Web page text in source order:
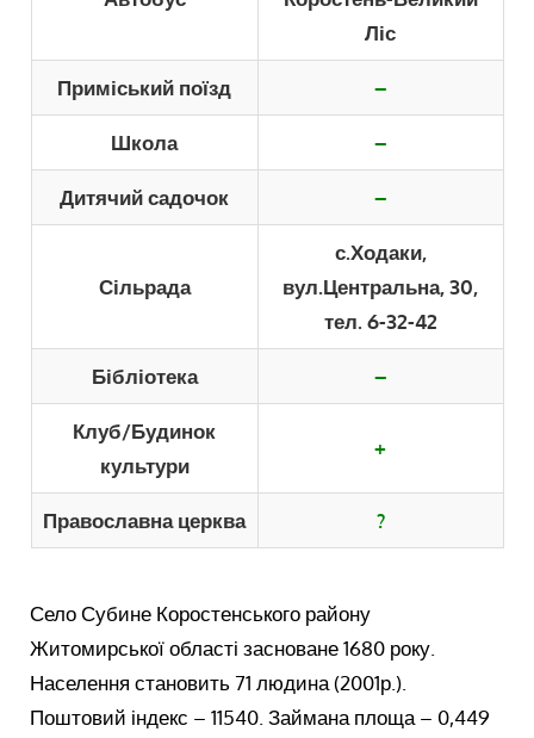
Ліс
Приміський поїзд –
Школа –
Дитячий садочок –
Сільрада
с.Ходаки,
вул.Центральна, 30,
тел. 6-32-42
Бібліотека –
Клуб/Будинок
культури
+
Православна церква ?
Село Субине Коростенського району
Житомирської області засноване 1680 року.
Населення становить 71 людина (2001р.).
Поштовий індекс – 11540. Займана площа – 0,449